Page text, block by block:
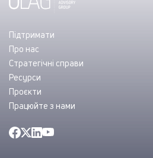
Підтримати
Про нас
Стратегічні справи
Ресурси
Проєкти
Працюйте з нами